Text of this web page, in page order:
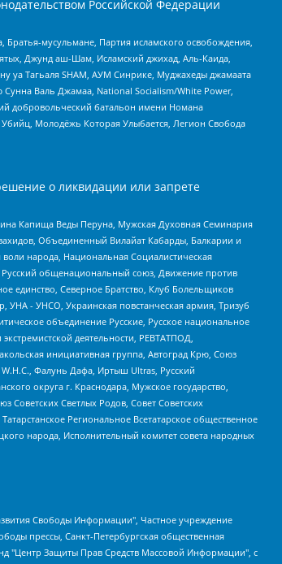
Российской Федерации
мусульмане, Партия исламского освобождения,
Джунд аш-Шам, Исламский джихад, Аль-Каида,
уа Тагьаля SHAM, АУМ Синрике, Муджахеды джамаата
Валь Джамаа, National Socialism/White Power,
добровольческий батальон имени Номана
Молодёжь Которая Улыбается, Легион Свобода
о ликвидации или запрете
Капища Веды Перуна, Мужская Духовная Семинария
Объединенный Вилайат Кабарды, Балкарии и
народа, Национальная Социалистическая
Русский общенациональный союз, Движение против
единство, Северное Братство, Клуб Болельщиков
УНА - УНСО, Украинская повстанческая армия, Тризуб
объединение Русские, Русское национальное
деятельности, РЕВТАТПОД,
инициативная группа, Автоград Крю, Союз
W.H.С., Фалунь Дафа, Иртыш Ultras, Русский
округа г. Краснодара, Мужское государство,
Светлых Родов, Совет Советских
Региональное Всетатарское общественное
народа, Исполнительный комитет совета народных
Понасенков Евгений Николаевич, Ганапольский Матвей Юрьевич, Киселев Евгений Алексеевич, Борухович Ирина Григорьевна, Дремин Иван Тимофеевич, Дубровский Дмитрий Викторович, Красноярская региональная общественная организация поддержки и развития альтернативных образовательных технологий и межкультурных коммуникаций "ИНТЕРРА", Маяковская Екатерина Алексеевна, Фейгин Марк Захарович, Филимонов Андрей Викторович, Дзугкоева Регина Николаевна, Доброхотов Роман Александрович, Дудь Юрий Александрович, Елкин Сергей Владимирович, Кругликов Кирилл Игоревич, Сабунаева Мария Леонидовна, Семенов Алексей Владимирович, Шаинян Карен Багратович, Шульман Екатерина Михайловна, Асафьев Артур Валерьевич, Вахштайн Виктор Семенович, Венедиктов Алексей Алексеевич, Лушникова Екатерина Евгеньевна, Волков Леонид Михайлович, Невзоров Александр Глебович, Пархоменко Сергей Борисович, Сироткин Ярослав Николаевич, Кара-Мурза Владимир Владимирович, Баранова Наталья Владимировна, Гозман Леонид Яковлевич, Кагарлицкий Борис Юльевич, Климарев Михаил Валерьевич, Милов Владимир Станиславович, Автономная некоммерческая организация Краснодарский центр современного искусства "Типография", Моргенштерн Алишер Тагирович, Соболь Любовь Эдуардовна, Общество с ограниченной ответственностью "ЛИЗА НОРМ", Каспаров Гарри Кимович, Ходорковский Михаил Борисович, Общество с ограниченной ответственностью "Апрельские тезисы", Данилович Ирина Брониславовна, Кашин Олег Владимирович, Петров Николай Владимирович, Пивоваров Алексей Владимирович, Соколов Михаил Владимирович, Цветкова Юлия Владимировна, Чичваркин Евгений Александрович, Комитет против пыток/Команда против пыток, Общество с ограниченной ответственностью "Первый научный", Общество с ограниченной ответственностью "Вертолет и ко", Белоцерковская Вероника Борисовна, Кац Максим Евгеньевич, Лазарева Татьяна Юрьевна, Шаведдинов Руслан Табризович, Яшин Илья Валерьевич, Общество с ограниченной ответственностью "Иноагент ААВ", Алешковский Дмитрий Петрович, Альбац Евгения Марковна, Быков Дмитрий Львович, Галямина Юлия Евгеньевна, Лойко Сергей Леонидович, Мартынов Кирилл Константинович, Медведев Сергей Александрович, Крашенинников Федор Геннадиевич, Гордеева Катерина Вл